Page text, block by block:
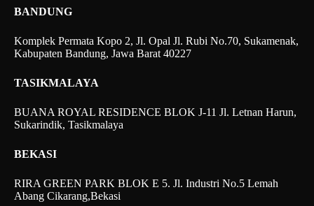
BANDUNG
Komplek Permata Kopo 2, Jl. Opal Jl. Rubi No.70, Sukamenak,
Kabupaten Bandung, Jawa Barat 40227
TASIKMALAYA
BUANA ROYAL RESIDENCE BLOK J-11 Jl. Letnan Harun,
Sukarindik, Tasikmalaya
BEKASI
RIRA GREEN PARK BLOK E 5. Jl. Industri No.5 Lemah
Abang Cikarang,Bekasi